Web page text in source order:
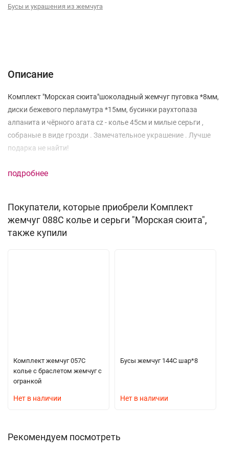
Бусы и украшения из жемчуга
Описание
Комплект "Морская сюита"шоколадный жемчуг пуговка *8мм,
диски бежевого перламутра *15мм, бусинки раухтопаза
алпанита и чёрного агата cz - колье 45см и милые серьги ,
собраные в виде грозди . Замечательное украшение . Лучше
подарка не найти!
подробнее
Покупатели, которые приобрели Комплект
жемчуг 088С колье и серьги "Морская сюита",
также купили
Комплект жемчуг 057С
колье с браслетом жемчуг с
огранкой
Нет в наличии
Бусы жемчуг 144С шар*8
Нет в наличии
Рекомендуем посмотреть